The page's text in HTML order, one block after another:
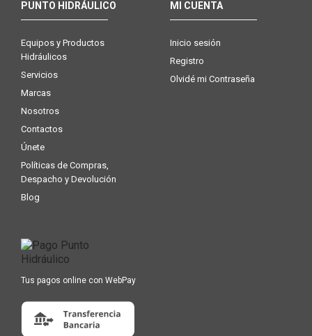
PUNTO HIDRÁULICO
Equipos y Productos
Hidráulicos
Servicios
Marcas
Nosotros
Contactos
Únete
Políticas de Compras,
Despacho y Devolución
Blog
MI CUENTA
Inicio sesión
Registro
Olvidé mi Contraseña
Tus pagos online con WebPay